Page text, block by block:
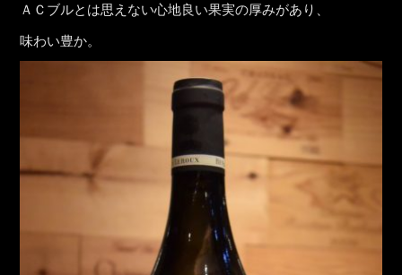
ＡＣブルとは思えない心地良い果実の厚みがあり、
味わい豊か。